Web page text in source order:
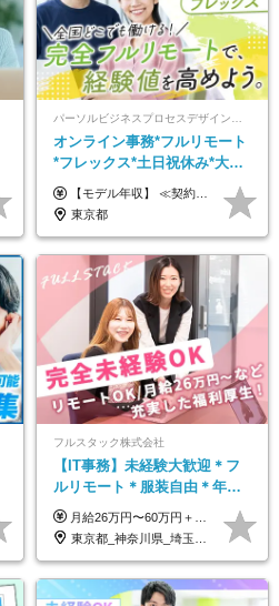
パーソルビジネスプロセスデザイン株式会社 事業開発本部
オンライン事務*フルリモート
*フレックス*土日祝休み*大手
パーソルグループ*オンライン
面接*30～40代活躍中
【モデル年収】 ≪契約社員≫ 年収330万円 (基本給23万 ＋ 地区手当3万円 ＋ 賞与)：都内在住 年収264万円 (基本給21万 ＋ 賞与)：静岡県在住 --------------- ●月給21万円～28万9900円＋賞与（年2回）＋各種手当 ●1年目想定給与：年収264万円～364万円 ●経験やスキルに応じて優遇します！ ※お住まいの地域により0～3万円の地区手当を支給しております ※試用期間中（3ヶ月間）の雇用形態および待遇に差異はありません ※残業代については選考時に詳細をご説明します ※通算契約期間の上限は5年となります ≪アルバイト≫ ●時給1,250円～2,300円 ●経験やスキルに応じて優遇します！ ●ご希望に応じ、扶養内での勤務も可能です！ ※試用期間中の雇用形態および待遇に差異はありません
東京都
フルスタック株式会社
【IT事務】未経験大歓迎＊フ
ルリモート＊服装自由＊年休
125日以上＊残業なし＊月給26
万円以上
月給26万円〜60万円＋諸手当＋インセンティブ（２種）＋賞与 ★Point 設立から9ヶ月で全社員2万円の昇給実績 ※成果はしっかりと還元いたします！ ★Point 100％年収UPでの待遇提示も可能！ ※経験者であれば、100％年収アップも実現可能です。 ※試用期間最大2ヶ月/月給22万円〜
東京都_神奈川県_埼玉県_千葉県_茨城県